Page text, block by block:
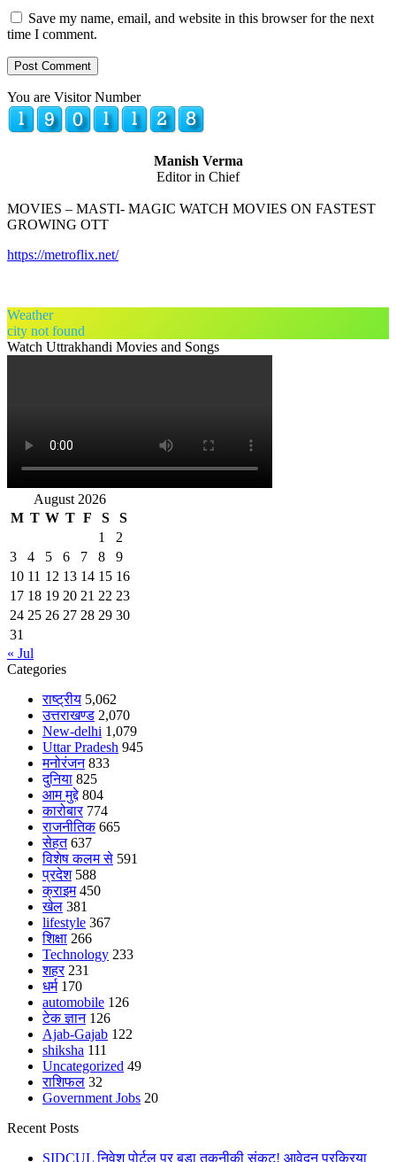
Save my name, email, and website in this browser for the next
time I comment.
You are Visitor Number
Manish Verma
Editor in Chief
MOVIES – MASTI- MAGIC WATCH MOVIES ON FASTEST
GROWING OTT
https://metroflix.net/
Weather
city not found
Watch Uttrakhandi Movies and Songs
August 2026
M T W T F S
S
1
2
3
4 5 6 7 8
9
10 11 12 13 14 15 16
17 18 19 20 21 22 23
24 25 26 27 28 29 30
31
« Jul
Categories
राष्ट्रीय 5,062
उत्तराखण्ड 2,070
New-delhi 1,079
Uttar Pradesh 945
मनोरंजन 833
दुनिया 825
आम मुद्दे 804
कारोबार 774
राजनीतिक 665
सेहत 637
विशेष कलम से 591
प्रदेश 588
क्राइम 450
खेल 381
lifestyle 367
शिक्षा 266
Technology 233
शहर 231
धर्म 170
automobile 126
टेक ज्ञान 126
Ajab-Gajab 122
shiksha 111
Uncategorized 49
राशिफल 32
Government Jobs 20
Recent Posts
SIDCUL निवेश पोर्टल पर बड़ा तकनीकी संकट! आवेदन प्रक्रिया